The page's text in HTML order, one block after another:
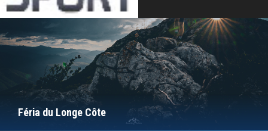
Féria du Longe Côte